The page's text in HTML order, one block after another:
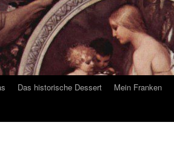
Das historische Dessert Mein Franken